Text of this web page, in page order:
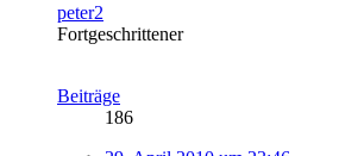
peter2
Fortgeschrittener
Beiträge
186